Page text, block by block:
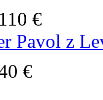
110 €
Pavol z
€